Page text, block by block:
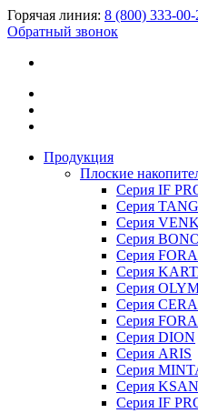
Горячая линия: 8 (800) 333-00-
Обратный звонок
Продукция
Плоские
Серия IF
Серия
Серия
Серия
Серия
Серия
Серия
Серия
Серия FORA
Серия DION
Серия ARIS
Серия
Серия
Серия IF